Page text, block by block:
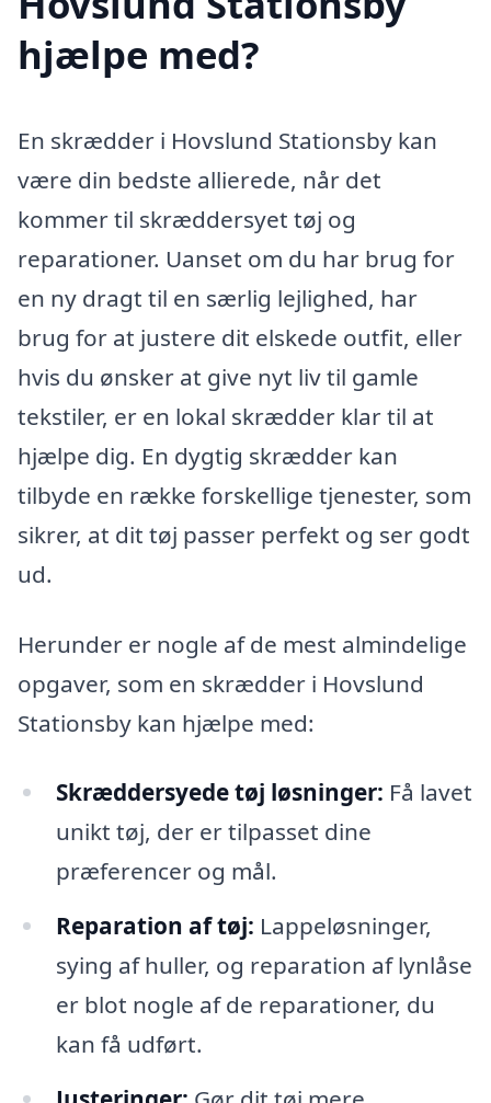
hjælpe med?
En skrædder i Hovslund Stationsby kan
være din bedste allierede, når det
kommer til skræddersyet tøj og
reparationer. Uanset om du har brug for
en ny dragt til en særlig lejlighed, har
brug for at justere dit elskede outfit, eller
hvis du ønsker at give nyt liv til gamle
tekstiler, er en lokal skrædder klar til at
hjælpe dig. En dygtig skrædder kan
tilbyde en række forskellige tjenester, som
sikrer, at dit tøj passer perfekt og ser godt
ud.
Herunder er nogle af de mest almindelige
opgaver, som en skrædder i Hovslund
Stationsby kan hjælpe med:
Skræddersyede tøj løsninger: Få lavet
unikt tøj, der er tilpasset dine
præferencer og mål.
Reparation af tøj: Lappeløsninger,
sying af huller, og reparation af lynlåse
er blot nogle af de reparationer, du
kan få udført.